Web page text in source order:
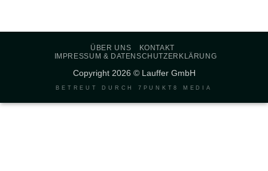
ÜBER UNS
KONTAKT
IMPRESSUM & DATENSCHUTZERKLÄRUNG
Copyright 2026 © Lauffer GmbH
BETREUT DURCH 7PUNKT8 MEDIA